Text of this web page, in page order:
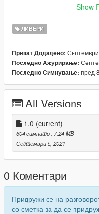
!!POSTNORD-SKIN BY
INSTALLATION:
Download https://
Open OpenIV --> mods -->
patchday25ng --> dlc.rpf --
vehicles.rpf --> drag and
into the same folder, this is
Show
ЛИВЕРИ
Првпат Додадено: Септември
Последно Ажурирање:
Последно Симнување: пред
All Versions
1.0 (current)
604 симнато
, 7,24 MB
Септември 5, 2021
0 Коментари
Придружи се на
со сметка за да се